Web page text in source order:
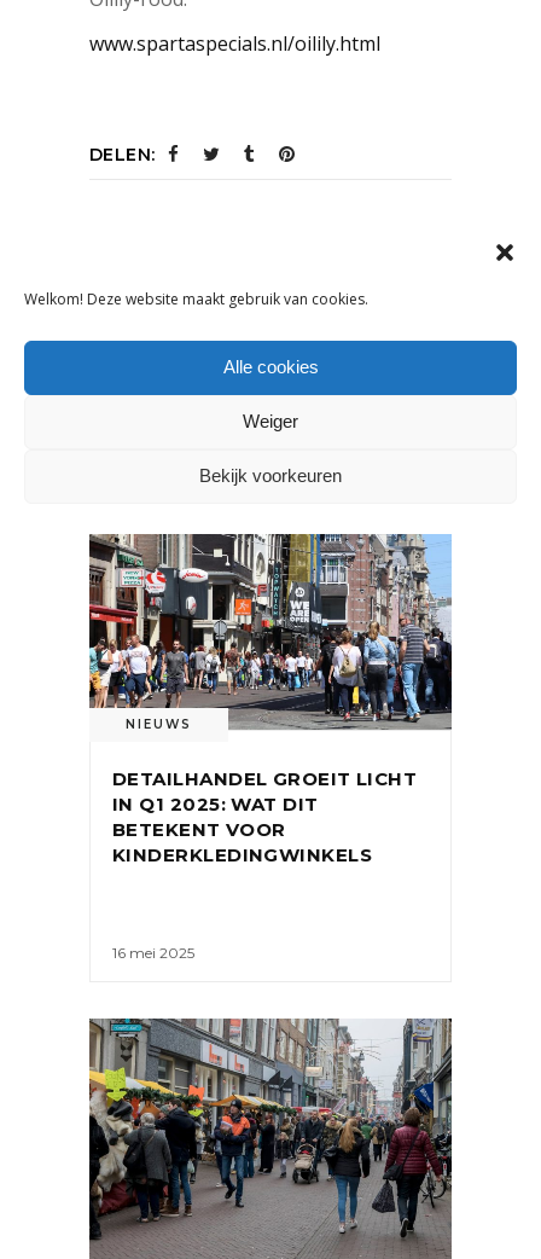
Welkom! Deze website maakt gebruik van cookies.
Alle cookies
Weiger
Bekijk voorkeuren
www.spartaspecials.nl/oilily.html‎
DELEN:
OOK INTERESSANT
NIEUWS
DETAILHANDEL GROEIT LICHT
IN Q1 2025: WAT DIT
BETEKENT VOOR
KINDERKLEDINGWINKELS
16 mei 2025